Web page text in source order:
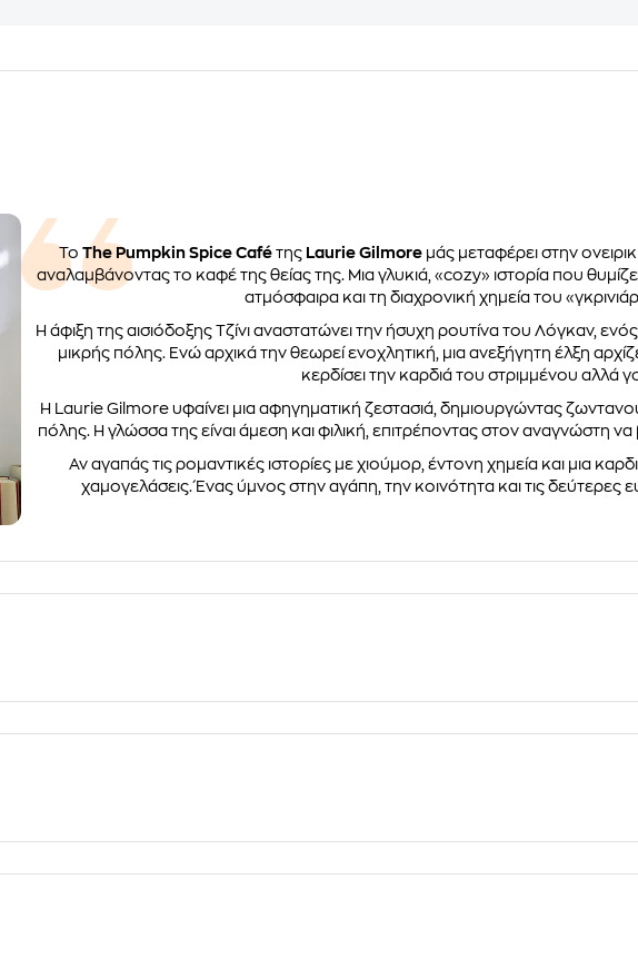
Το The Pumpkin Spice Café της Laurie Gilmore μάς μεταφέρει στην
αναλαμβάνοντας το καφέ της θείας της. Μια γλυκιά, «cozy» ιστορία που
ατμόσφαιρα και τη διαχρονική χημεία του
Η άφιξη της αισιόδοξης Τζίνι αναστατώνει την ήσυχη ρουτίνα του Λόγκαν,
μικρής πόλης. Ενώ αρχικά την θεωρεί ενοχλητική, μια ανεξήγητη έλξη
κερδίσει την καρδιά του στριμμένου αλλά
Η Laurie Gilmore υφαίνει μια αφηγηματική ζεστασιά, δημιουργώντας
πόλης. Η γλώσσα της είναι άμεση και φιλική, επιτρέποντας στον αναγνώστη
Αν αγαπάς τις ρομαντικές ιστορίες με χιούμορ, έντονη χημεία και μια
χαμογελάσεις. Ένας ύμνος στην αγάπη, την κοινότητα και τις δεύτερες